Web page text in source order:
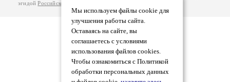
Мы используем файлы cookie для
улучшения работы сайта.
Оставаясь на сайте, вы
соглашаетесь с условиями
использования файлов cookies.
Чтобы ознакомиться с Политикой
обработки персональных данных
эгидойРоссийского союза писателей